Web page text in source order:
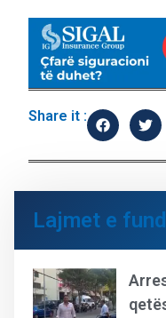
Share it :
Lajmet e